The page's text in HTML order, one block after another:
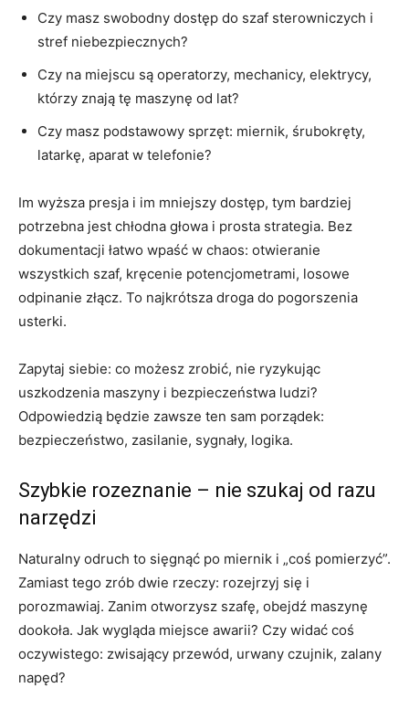
Czy masz swobodny dostęp do szaf sterowniczych i
stref niebezpiecznych?
Czy na miejscu są operatorzy, mechanicy, elektrycy,
którzy znają tę maszynę od lat?
Czy masz podstawowy sprzęt: miernik, śrubokręty,
latarkę, aparat w telefonie?
Im wyższa presja i im mniejszy dostęp, tym bardziej
potrzebna jest chłodna głowa i prosta strategia. Bez
dokumentacji łatwo wpaść w chaos: otwieranie
wszystkich szaf, kręcenie potencjometrami, losowe
odpinanie złącz. To najkrótsza droga do pogorszenia
usterki.
Zapytaj siebie: co możesz zrobić, nie ryzykując
uszkodzenia maszyny i bezpieczeństwa ludzi?
Odpowiedzią będzie zawsze ten sam porządek:
bezpieczeństwo, zasilanie, sygnały, logika.
Szybkie rozeznanie – nie szukaj od razu
narzędzi
Naturalny odruch to sięgnąć po miernik i „coś pomierzyć”.
Zamiast tego zrób dwie rzeczy: rozejrzyj się i
porozmawiaj. Zanim otworzysz szafę, obejdź maszynę
dookoła. Jak wygląda miejsce awarii? Czy widać coś
oczywistego: zwisający przewód, urwany czujnik, zalany
napęd?